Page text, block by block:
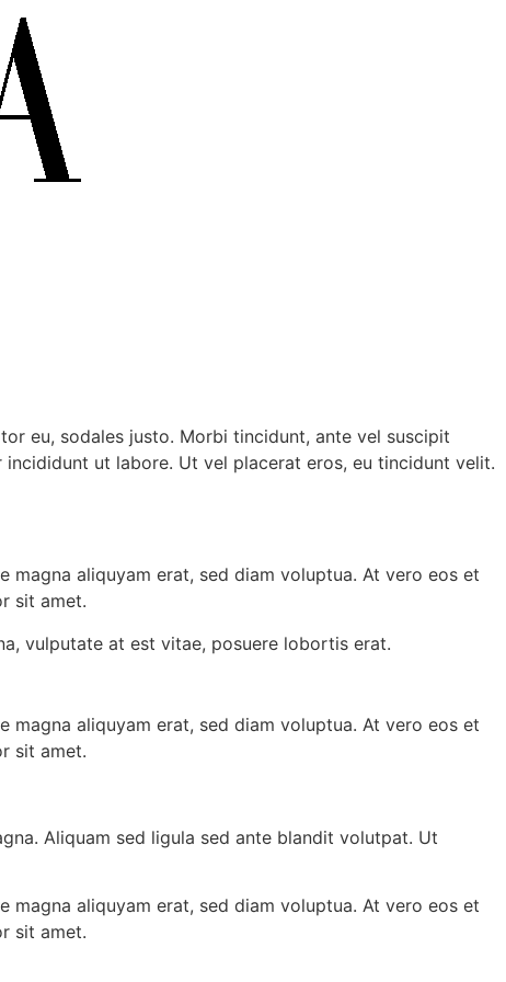
eu, sodales justo. Morbi tincidunt, ante vel suscipit
ut labore. Ut vel placerat eros, eu tincidunt velit.
aliquyam erat, sed diam voluptua. At vero eos et
sit amet.
vulputate at est vitae, posuere lobortis erat.
aliquyam erat, sed diam voluptua. At vero eos et
sit amet.
Aliquam sed ligula sed ante blandit volutpat. Ut
aliquyam erat, sed diam voluptua. At vero eos et
sit amet.